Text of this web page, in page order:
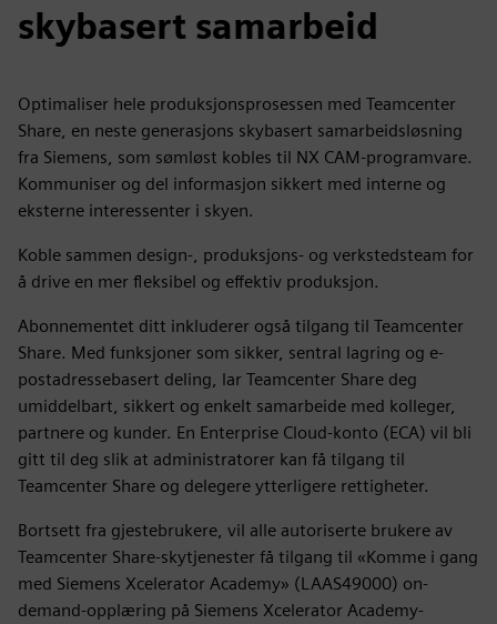
skybasert samarbeid
Optimaliser hele produksjonsprosessen med Teamcenter
Share, en neste generasjons skybasert samarbeidsløsning
fra Siemens, som sømløst kobles til NX CAM-programvare.
Kommuniser og del informasjon sikkert med interne og
eksterne interessenter i skyen.
Koble sammen design-, produksjons- og verkstedsteam for
å drive en mer fleksibel og effektiv produksjon.
Abonnementet ditt inkluderer også tilgang til Teamcenter
Share. Med funksjoner som sikker, sentral lagring og e-
postadressebasert deling, lar Teamcenter Share deg
umiddelbart, sikkert og enkelt samarbeide med kolleger,
partnere og kunder. En Enterprise Cloud-konto (ECA) vil bli
gitt til deg slik at administratorer kan få tilgang til
Teamcenter Share og delegere ytterligere rettigheter.
Bortsett fra gjestebrukere, vil alle autoriserte brukere av
Teamcenter Share-skytjenester få tilgang til «Komme i gang
med Siemens Xcelerator Academy» (LAAS49000) on-
demand-opplæring på Siemens Xcelerator Academy-